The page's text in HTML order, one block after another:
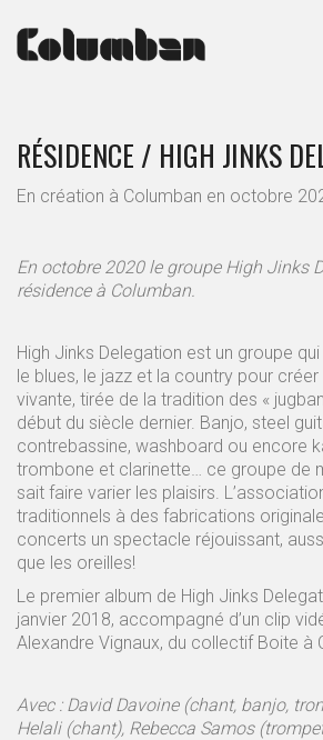
RÉSIDENCE / HIGH JINKS
En création à Columban en octobre
En octobre 2020 le groupe High Jinks
résidence à Columban.
High Jinks Delegation est un groupe
le blues, le jazz et la country pour créer
vivante, tirée de la tradition des «
début du siècle dernier. Banjo, steel
contrebassine, washboard ou encore
trombone et clarinette… ce groupe de
sait faire varier les plaisirs.
traditionnels à des fabrications
concerts un spectacle réjouissant,
que les oreilles!
Le premier album de High Jinks
janvier 2018, accompagné d’un clip
Alexandre Vignaux, du collectif Boite à
Avec : David Davoine (chant, banjo,
Helali (chant), Rebecca Samos